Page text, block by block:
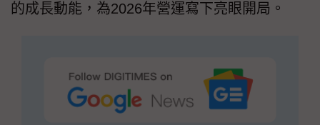
的成長動能，為2026年營運寫下亮眼開局。